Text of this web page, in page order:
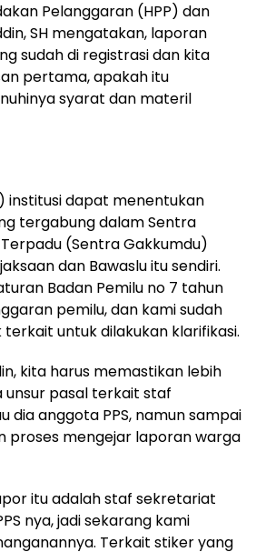
Pelanggaran (HPP) dan
SH mengatakan, laporan
sudah di registrasi dan kita
pertama, apakah itu
syarat dan materil
institusi dapat menentukan
tergabung dalam Sentra
(Sentra Gakkumdu)
dan Bawaslu itu sendiri.
Badan Pemilu no 7 tahun
pemilu, dan kami sudah
untuk dilakukan klarifikasi.
kita harus memastikan lebih
unsur pasal terkait staf
dia anggota PPS, namun sampai
proses mengejar laporan warga
itu adalah staf sekretariat
nya, jadi sekarang kami
Terkait stiker yang